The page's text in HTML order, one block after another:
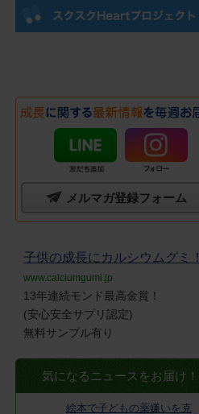
メルマガ登録フォーム
子供の成長にカルシウムグミ！
www.calciumgumi.jp
13年連続モンド最高金賞！
(安心安全サプリ認定)
無料サンプル有り
気になるニュースをお届け！
絵本で子どもの薬嫌いを克